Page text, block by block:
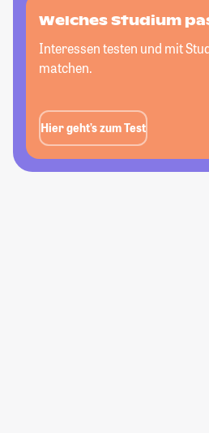
Welches Studium
Interessen testen und mit
matchen.
Hier geht’s zum Test